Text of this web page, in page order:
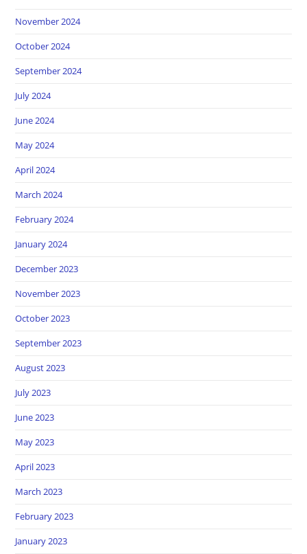
November 2024
October 2024
September 2024
July 2024
June 2024
May 2024
April 2024
March 2024
February 2024
January 2024
December 2023
November 2023
October 2023
September 2023
August 2023
July 2023
June 2023
May 2023
April 2023
March 2023
February 2023
January 2023